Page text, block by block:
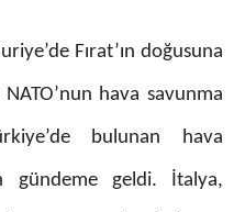
Fırat’ın doğusuna
NATO’nun hava savunma
’de bulunan hava
gündeme geldi. İtalya,